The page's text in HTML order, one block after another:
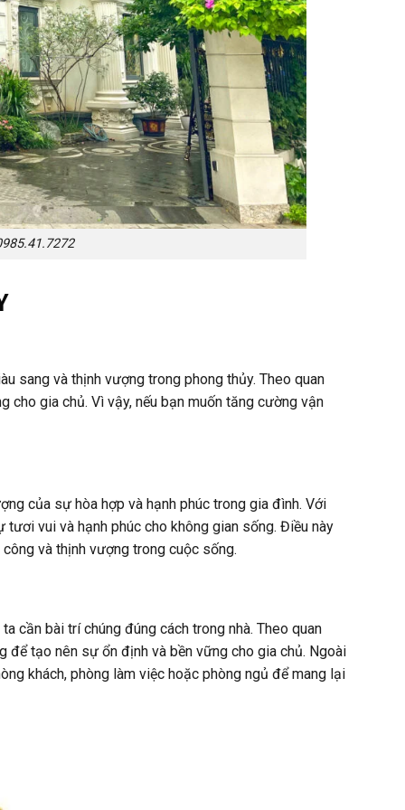
sang và thịnh vượng trong phong thủy. Theo quan
cho gia chủ. Vì vậy, nếu bạn muốn tăng cường vận
của sự hòa hợp và hạnh phúc trong gia đình. Với
vui và hạnh phúc cho không gian sống. Điều này
và thịnh vượng trong cuộc sống.
cần bài trí chúng đúng cách trong nhà. Theo quan
tạo nên sự ổn định và bền vững cho gia chủ. Ngoài
khách, phòng làm việc hoặc phòng ngủ để mang lại